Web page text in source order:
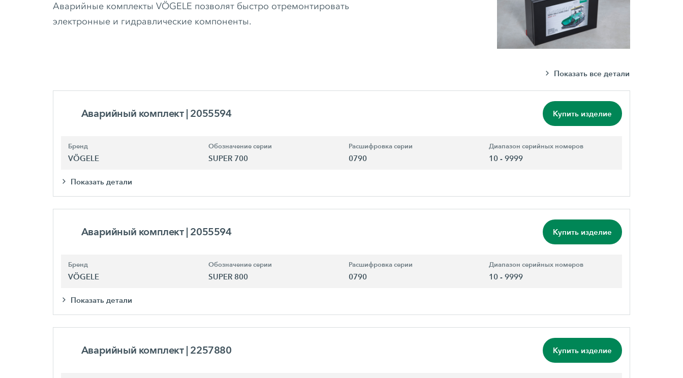
Аварийные комплекты VÖGELE позволят быстро отремонтировать
электронные и гидравлические компоненты.
Показать все детали
Аварийный комплект | 2055594 Купить изделие
Бренд
VÖGELE
Обозначение серии
SUPER 700
Расшифровка серии
0790
Диапазон серийных номеров
10 - 9999
Показать детали
Аварийный комплект | 2055594 Купить изделие
Бренд
VÖGELE
Обозначение серии
SUPER 800
Расшифровка серии
0790
Диапазон серийных номеров
10 - 9999
Показать детали
Аварийный комплект | 2257880 Купить изделие